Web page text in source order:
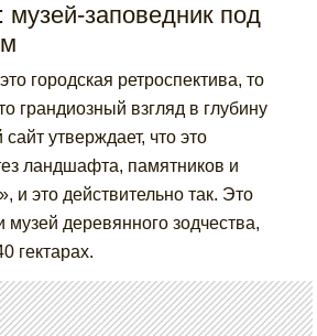
заповедник под
городская ретроспектива, то
грандиозный взгляд в глубину
утверждает, что это
ландшафта, памятников и
и это действительно так. Это
деревянного зодчества,
гектарах.